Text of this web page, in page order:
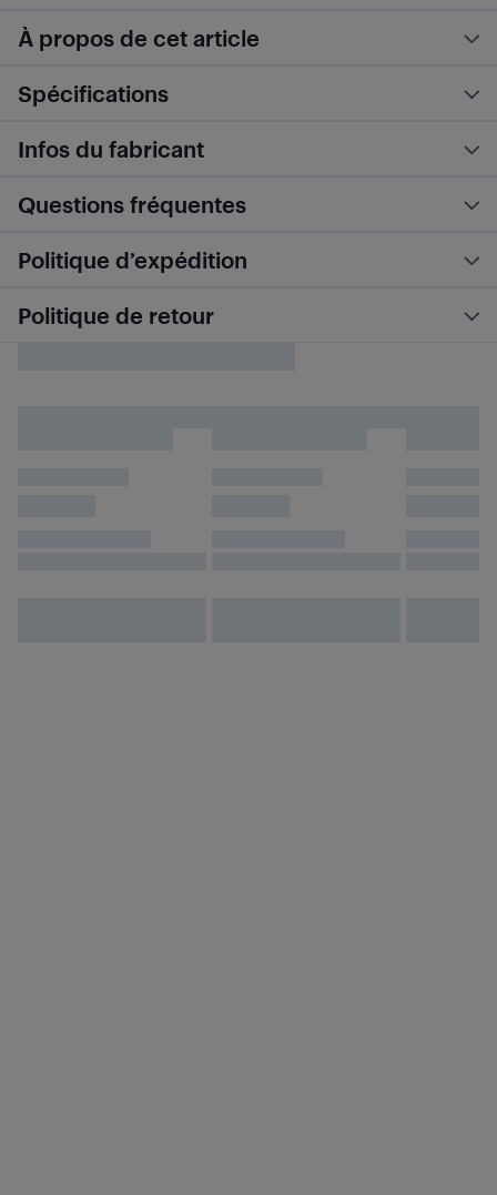
À propos de cet article
Spécifications
Infos du fabricant
Questions fréquentes
Politique d’expédition
Politique de retour